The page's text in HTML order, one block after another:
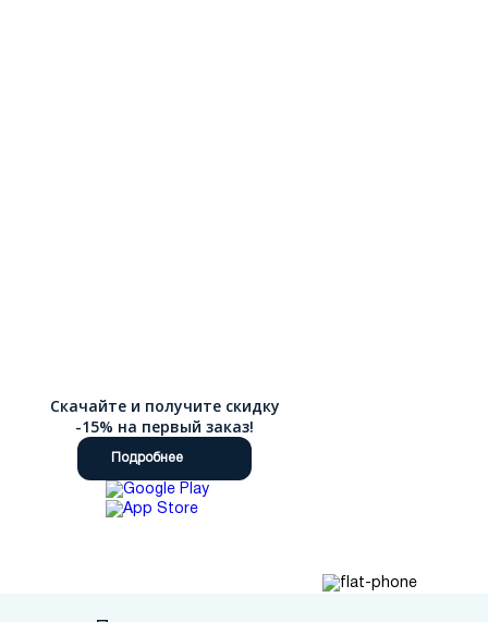
Скачайте и получите скидку
-15% на первый заказ!
Подробнее